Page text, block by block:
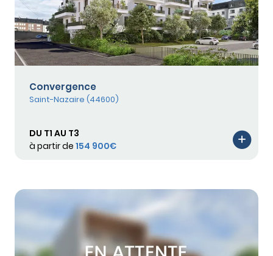
Convergence
Saint-Nazaire (44600)
DU T1 AU T3
à partir de 154 900€